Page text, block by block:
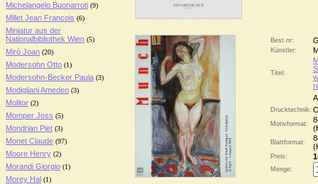
Michelangelo Buonarroti (9)
Millet Jean Francois (6)
Miniatur aus der
Nationalbibliothek Wien (5)
Miró Joan (20)
Modersohn Otto (1)
Modersohn-Becker Paula (3)
Modigliani Amedeo (3)
Molitor (2)
Momper Joss (5)
Mondrian Piet (3)
Monet Claude (97)
Moore Henry (2)
Morandi Giorgio (1)
Morey Hal (1)
Best.nr:
Künstler:
Titel:
Drucktechnik:
Motivformat:
Blattformat:
Preis:
Menge: